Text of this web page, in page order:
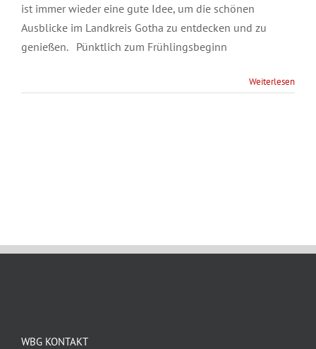
ist immer wieder eine gute Idee, um die schönen
Ausblicke im Landkreis Gotha zu entdecken und zu
genießen. Pünktlich zum Frühlingsbeginn
Weiterlesen
WBG KONTAKT